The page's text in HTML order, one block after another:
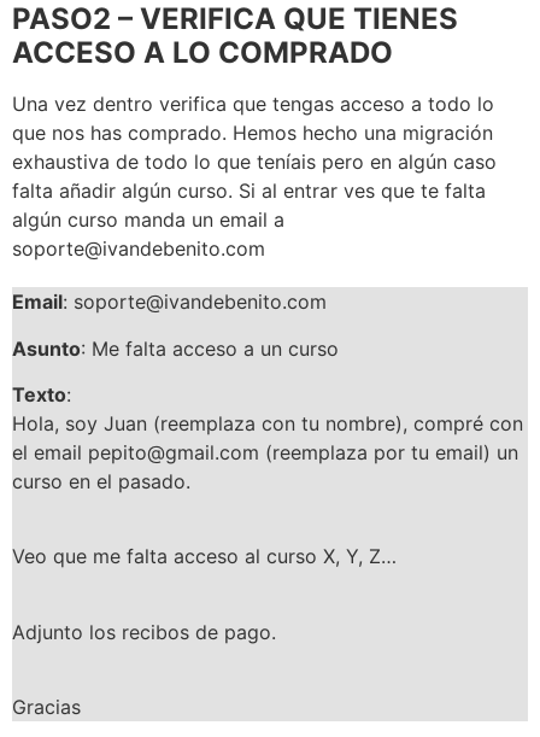
PASO2 – VERIFICA QUE TIENES
ACCESO A LO COMPRADO
Una vez dentro verifica que tengas acceso a todo lo
que nos has comprado. Hemos hecho una migración
exhaustiva de todo lo que teníais pero en algún caso
falta añadir algún curso. Si al entrar ves que te falta
algún curso manda un email a
soporte@ivandebenito.com
Email: soporte@ivandebenito.com
Asunto: Me falta acceso a un curso
Texto:
Hola, soy Juan (reemplaza con tu nombre), compré con
el email pepito@gmail.com (reemplaza por tu email) un
curso en el pasado.
Veo que me falta acceso al curso X, Y, Z…
Adjunto los recibos de pago.
Gracias